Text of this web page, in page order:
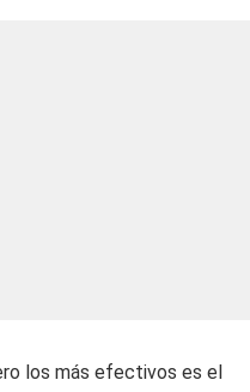
los más efectivos es el